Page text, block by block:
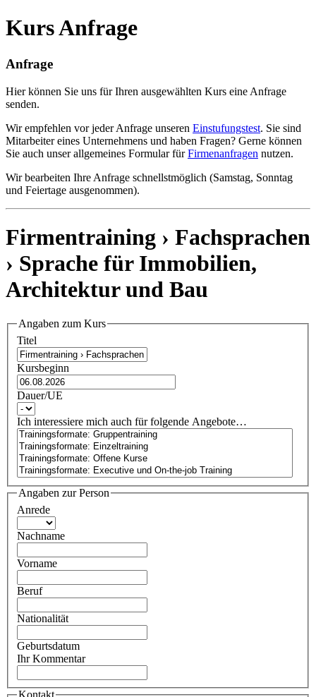
Kurs Anfrage
Anfrage
Hier können Sie uns für Ihren ausgewählten Kurs eine Anfrage
senden.
Wir empfehlen vor jeder Anfrage unseren Einstufungstest. Sie sind
Mitarbeiter eines Unternehmens und haben Fragen? Gerne können
Sie auch unser allgemeines Formular fürFirmenanfragen nutzen.
Wir bearbeiten Ihre Anfrage schnellstmöglich (Samstag, Sonntag
und Feiertage ausgenommen).
Firmentraining › Fachsprachen
› Sprache für Immobilien,
Architektur und Bau
Angaben zum Kurs
Titel
Kursbeginn
Dauer/UE
Ich interessiere mich auch für folgende Angebote…
Angaben zur Person
Anrede
Nachname
Vorname
Beruf
Nationalität
Geburtsdatum
Ihr Kommentar
Kontakt